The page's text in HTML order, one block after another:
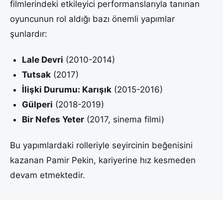
filmlerindeki etkileyici performanslarıyla tanınan
oyuncunun rol aldığı bazı önemli yapımlar
şunlardır:
Lale Devri (2010-2014)
Tutsak(2017)
İlişki Durumu: Karışık(2015-2016)
Gülperi (2018-2019)
Bir Nefes Yeter(2017, sinema filmi)
Bu yapımlardaki rolleriyle seyircinin beğenisini
kazanan Pamir Pekin, kariyerine hız kesmeden
devam etmektedir.